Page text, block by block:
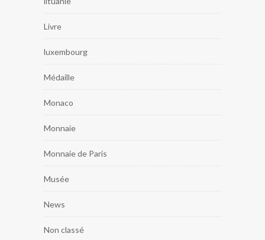
Livre
luxembourg
Médaille
Monaco
Monnaie
Monnaie de Paris
Musée
News
Non classé